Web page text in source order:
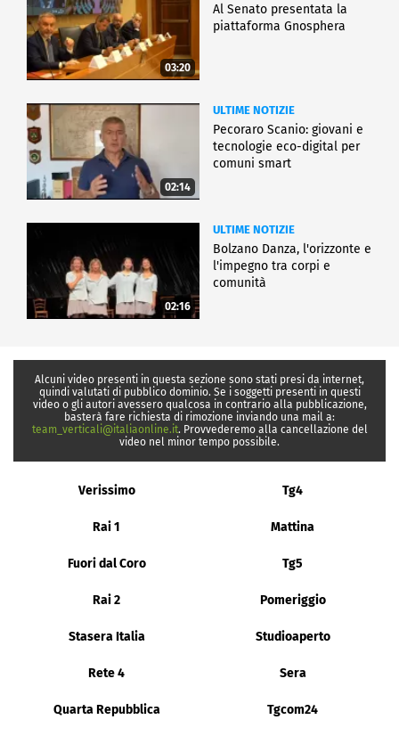
03:20
Al Senato presentata la
piattaforma Gnosphera
02:14
ULTIME NOTIZIE
Pecoraro Scanio: giovani e
tecnologie eco-digital per
comuni smart
02:16
ULTIME NOTIZIE
Bolzano Danza, l'orizzonte e
l'impegno tra corpi e
comunità
Alcuni video presenti in questa sezione sono stati presi da internet,
quindi valutati di pubblico dominio. Se i soggetti presenti in questi
video o gli autori avessero qualcosa in contrario alla pubblicazione,
basterà fare richiesta di rimozione inviando una mail a:
team_verticali@italiaonline.it. Provvederemo alla cancellazione del
video nel minor tempo possibile.
Verissimo Tg4
Rai 1 Mattina
Fuori dal Coro Tg5
Rai 2 Pomeriggio
Stasera Italia Studioaperto
Rete 4 Sera
Quarta Repubblica Tgcom24